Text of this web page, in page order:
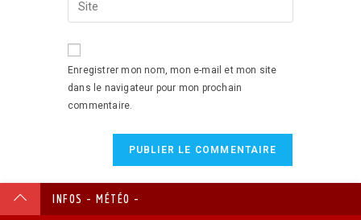
Enregistrer mon nom, mon e-mail et mon site
dans le navigateur pour mon prochain
commentaire.
INFOS - MÉTÉO -